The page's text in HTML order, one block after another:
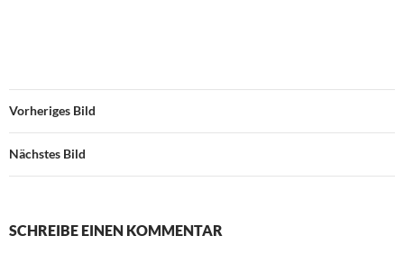
Vorheriges Bild
Nächstes Bild
SCHREIBE EINEN KOMMENTAR